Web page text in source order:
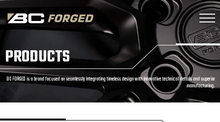
PRODUCTS
BC FORGED is a brand focused on seamlessly integrating timeless design with innovative technical details and superior
manufacturing.